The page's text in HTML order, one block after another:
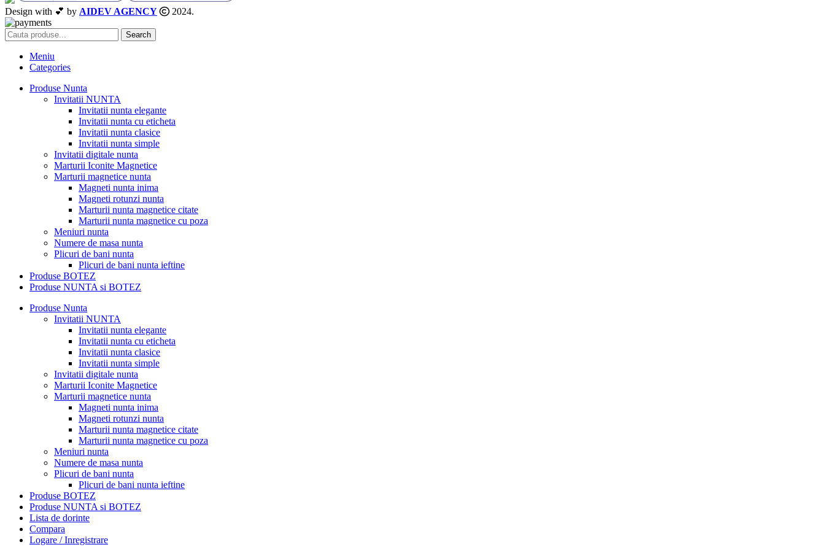
Design with 💕 by AIDEV AGENCY 2024.
Search
Meniu
Categories
Produse Nunta
Invitatii NUNTA
Invitatii nunta elegante
Invitatii nunta cu eticheta
Invitatii nunta clasice
Invitatii nunta simple
Invitatii digitale nunta
Marturii Iconite Magnetice
Marturii magnetice nunta
Magneti nunta inima
Magneti rotunzi nunta
Marturii nunta magnetice citate
Marturii nunta magnetice cu poza
Meniuri nunta
Numere de masa nunta
Plicuri de bani nunta
Plicuri de bani nunta ieftine
Produse BOTEZ
Produse NUNTA si BOTEZ
Produse Nunta
Invitatii NUNTA
Invitatii nunta elegante
Invitatii nunta cu eticheta
Invitatii nunta clasice
Invitatii nunta simple
Invitatii digitale nunta
Marturii Iconite Magnetice
Marturii magnetice nunta
Magneti nunta inima
Magneti rotunzi nunta
Marturii nunta magnetice citate
Marturii nunta magnetice cu poza
Meniuri nunta
Numere de masa nunta
Plicuri de bani nunta
Plicuri de bani nunta ieftine
Produse BOTEZ
Produse NUNTA si BOTEZ
Lista de dorinte
Compara
Logare / Inregistrare